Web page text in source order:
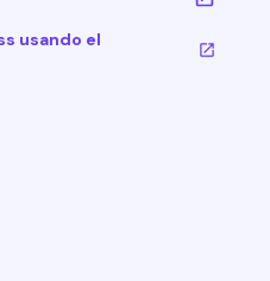
usando el